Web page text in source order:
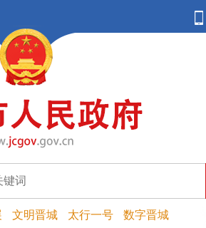
文明晋城 太行一号 数字晋城